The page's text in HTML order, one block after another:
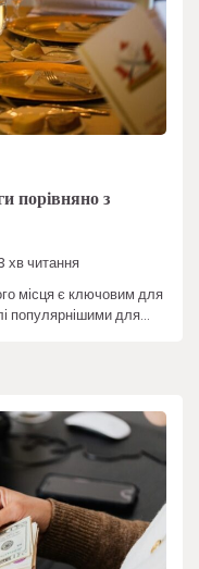
порівняно з
хв читання
місця є ключовим для
популярнішими для…